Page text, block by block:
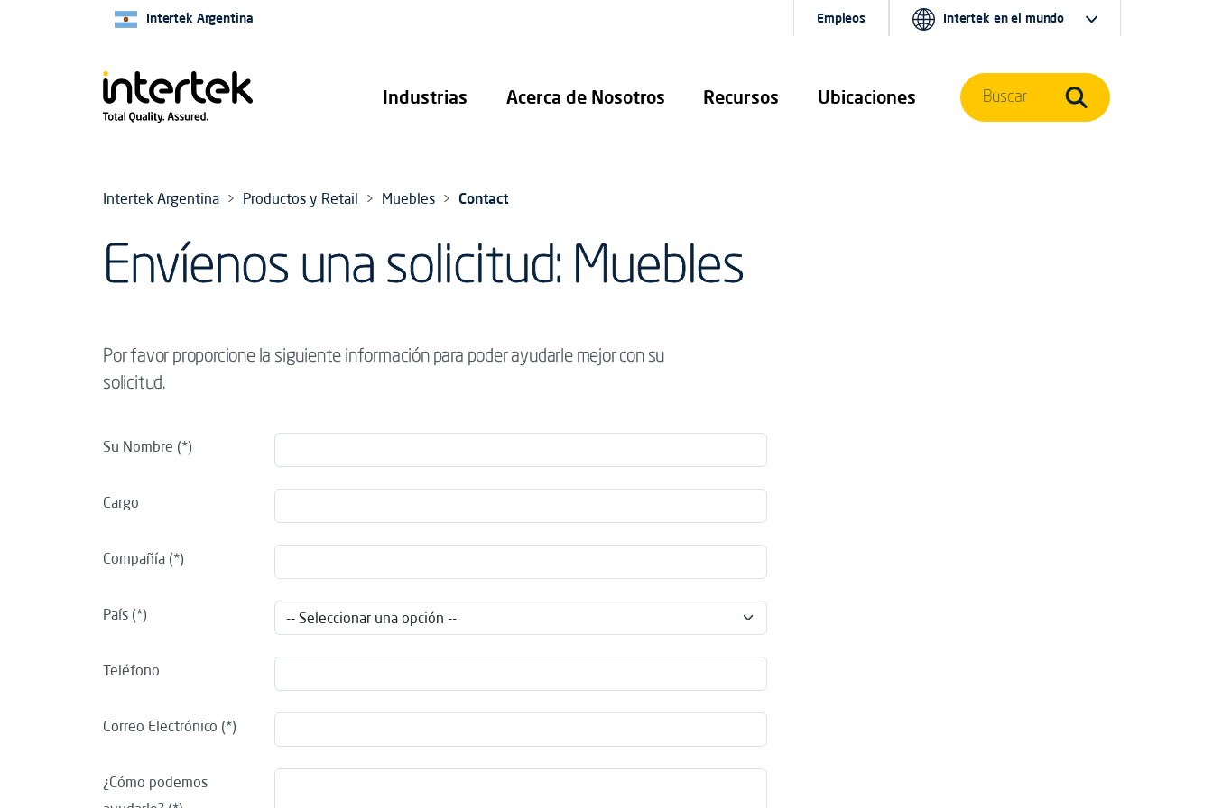
Industrias Acerca de Nosotros Recursos Ubicaciones
Intertek Argentina Empleos Intertek en el mundo
Buscar
Intertek Argentina Productos y Retail Muebles Contact
Envíenos una solicitud: Muebles
Por favor proporcione la siguiente información para poder ayudarle mejor con su
solicitud.
Su Nombre
Cargo
Compañía
País
Teléfono
Correo Electrónico
¿Cómo podemos